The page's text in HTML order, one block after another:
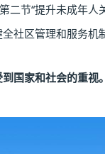
“提升未成年人
区管理和服务机
国家和社会的重视。